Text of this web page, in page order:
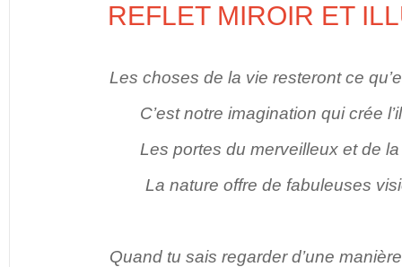
REFLET MIROIR ET
Les choses de la vie resteront ce
C’est notre imagination qui crée
Les portes du merveilleux et de
La nature offre de fabuleuses
Quand tu sais regarder d’une